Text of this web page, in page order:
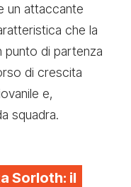
un attaccante
che la
punto di partenza
di crescita
e,
squadra.
Sorloth: il